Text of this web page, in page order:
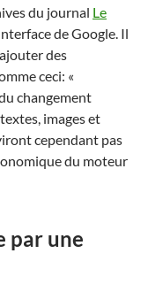
du journal Le
de Google. Il
des
ceci: «
changement
images et
cependant pas
du moteur
par une